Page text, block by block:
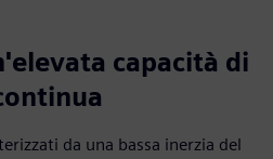
capacità di
da una bassa inerzia del